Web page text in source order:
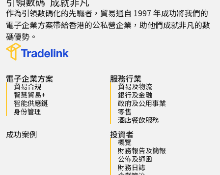
作為引領數碼化的先驅者，貿易通自 1997 年成功將我們的
電子企業方案帶給香港的公私營企業，助他們成就非凡的數
碼優勢。
電子企業方案
貿易合規
智慧貿易+
智能供應鏈
身份管理
服務行業
貿易及物流
銀行及金融
政府及公用事業
零售
酒店餐飲服務
成功案例 投資者
概覽
財務報告及簡報
公佈及通函
財務日誌